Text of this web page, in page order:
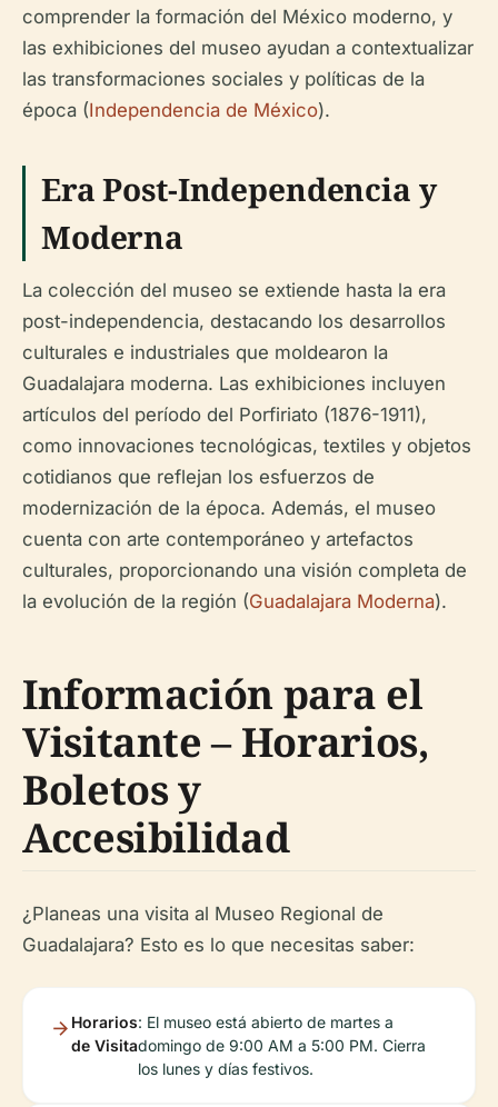
comprender la formación del México moderno, y
las exhibiciones del museo ayudan a contextualizar
las transformaciones sociales y políticas de la
época (Independencia de México).
Era Post-Independencia y
Moderna
La colección del museo se extiende hasta la era
post-independencia, destacando los desarrollos
culturales e industriales que moldearon la
Guadalajara moderna. Las exhibiciones incluyen
artículos del período del Porfiriato (1876-1911),
como innovaciones tecnológicas, textiles y objetos
cotidianos que reflejan los esfuerzos de
modernización de la época. Además, el museo
cuenta con arte contemporáneo y artefactos
culturales, proporcionando una visión completa de
la evolución de la región (Guadalajara Moderna).
Información para el
Visitante – Horarios,
Boletos y
Accesibilidad
¿Planeas una visita al Museo Regional de
Guadalajara? Esto es lo que necesitas saber:
Horarios
de Visita
: El museo está abierto de martes a
domingo de 9:00 AM a 5:00 PM. Cierra
los lunes y días festivos.